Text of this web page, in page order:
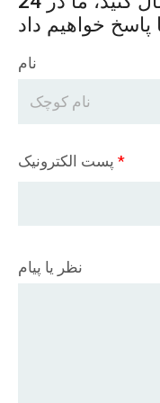
نام
*
نظر یا پیام